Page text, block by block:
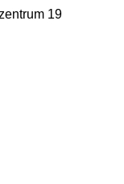
19